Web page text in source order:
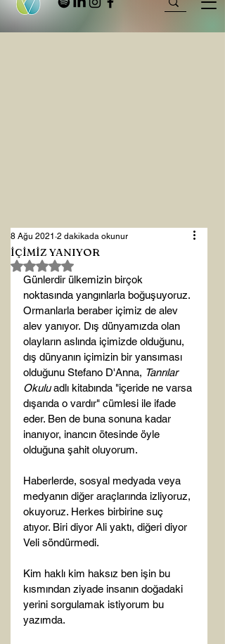
İÇİMİZ YANIYOR
8 Ağu 2021 2 dakikada okunur
5 üzerinden NaN yıldız
Günlerdir ülkemizin birçok
noktasında yangınlarla boğuşuyoruz.
Ormanlarla beraber içimiz de alev
alev yanıyor. Dış dünyamızda olan
olayların aslında içimizde olduğunu,
dış dünyanın içimizin bir yansıması
olduğunu Stefano D'Anna, Tanrılar
Okulu adlı kitabında "içeride ne varsa
dışarıda o vardır" cümlesi ile ifade
eder. Ben de buna sonuna kadar
inanıyor, inancın ötesinde öyle
olduğuna şahit oluyorum.
Haberlerde, sosyal medyada veya
medyanın diğer araçlarında izliyoruz,
okuyoruz. Herkes birbirine suç
atıyor. Biri diyor Ali yaktı, diğeri diyor
Veli söndürmedi.
Kim haklı kim haksız ben işin bu
kısmından ziyade insanın doğadaki
yerini sorgulamak istiyorum bu
yazımda.